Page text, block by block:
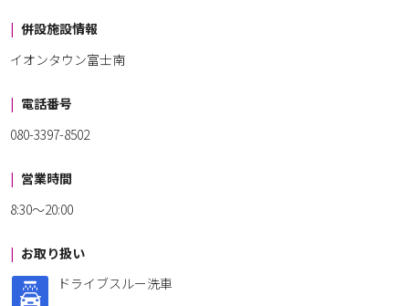
併設施設情報
イオンタウン富士南
電話番号
080-3397-8502
営業時間
8:30～20:00
お取り扱い
ドライブスルー洗車